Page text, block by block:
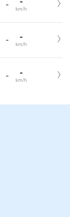
- km/h
- -
km/h
- -
km/h